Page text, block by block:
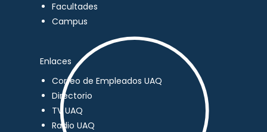
Facultades
Campus
Enlaces
Correo de Empleados UAQ
Directorio
TV UAQ
Radio UAQ